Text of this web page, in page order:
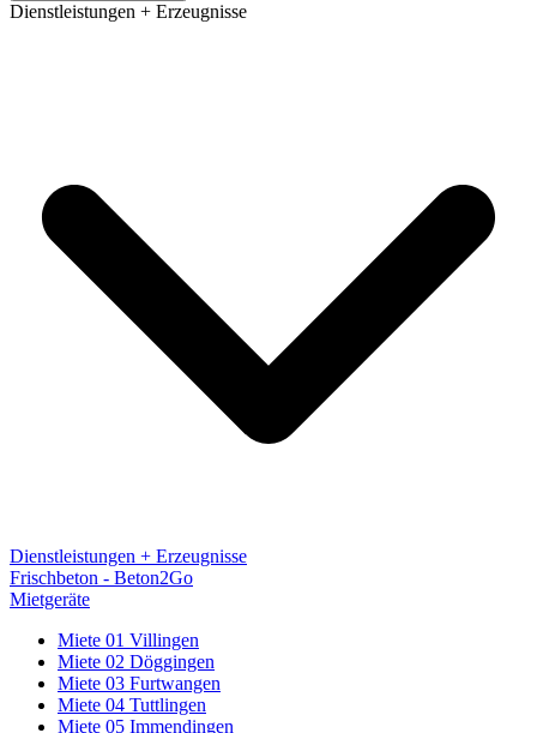
Dienstleistungen + Erzeugnisse
Dienstleistungen + Erzeugnisse
Frischbeton - Beton2Go
Mietgeräte
Miete 01 Villingen
Miete 02 Döggingen
Miete 03 Furtwangen
Miete 04 Tuttlingen
Miete 05 Immendingen